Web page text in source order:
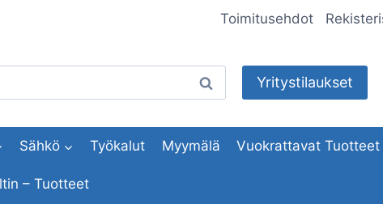
Toimitusehdot
Haku Yritystilaukset
Sähkö Työkalut Myymälä Vuokrattavat Tuotteet
– Tuotteet